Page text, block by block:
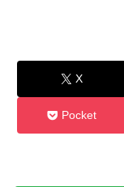
X
Pocket